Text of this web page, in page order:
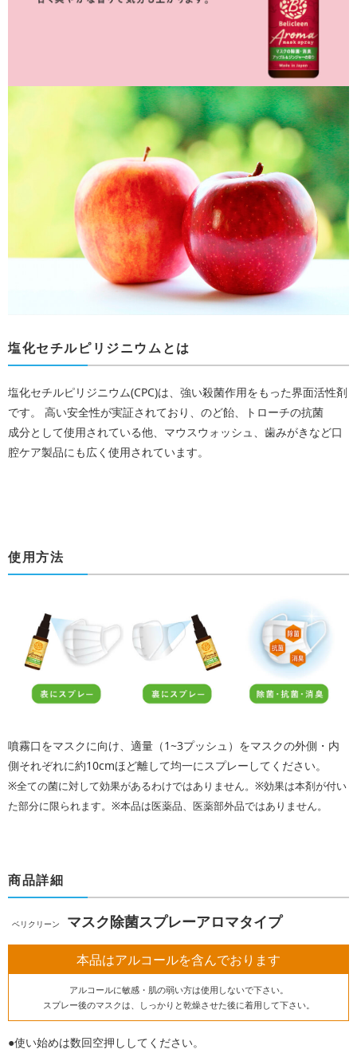
塩化セチルピリジニウムとは
塩化セチルピリジニウム(CPC)は、強い殺菌作用をもった界面活性剤
です。 高い安全性が実証されており、のど飴、トローチの抗菌
成分として使用されている他、マウスウォッシュ、歯みがきなど口
腔ケア製品にも広く使用されています。
使用方法
噴霧口をマスクに向け、適量（1~3プッシュ）をマスクの外側・内
側それぞれに約10cmほど離して均一にスプレーしてください。
※全ての菌に対して効果があるわけではありません。※効果は本剤が付い
た部分に限られます。※本品は医薬品、医薬部外品ではありません。
商品詳細
ベリクリーン マスク除菌スプレーアロマタイプ
本品はアルコールを含んでおります
アルコールに敏感・肌の弱い方は使用しないで下さい。
スプレー後のマスクは、しっかりと乾燥させた後に着用して下さい。
●使い始めは数回空押ししてください。